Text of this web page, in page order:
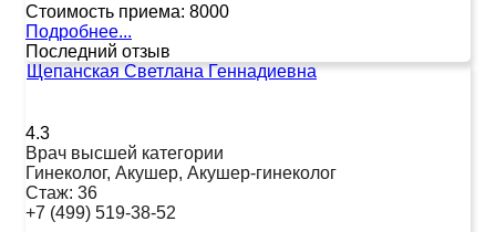
Стоимость приема: 8000
Подробнее...
Последний отзыв
Щепанская Светлана Геннадиевна
4.3
Врач высшей категории
Гинеколог, Акушер, Акушер-гинеколог
Стаж: 36
+7 (499) 519-38-52